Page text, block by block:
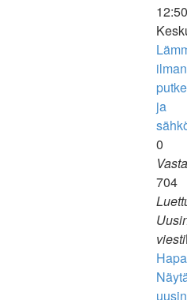
12:50
ja
0
704
viesti
uusin